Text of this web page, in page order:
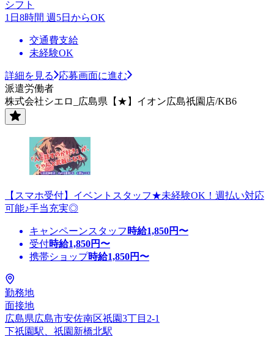
シフト
1日8時間 週5日からOK
交通費支給
未経験OK
詳細を見る
応募画面に進む
派遣労働者
株式会社シエロ_広島県【★】イオン広島祇園店/KB6
【スマホ受付】イベントスタッフ★未経験OK！週払い対応
可能♪手当充実◎
キャンペーンスタッフ 時給1,850円〜
受付時給1,850円〜
携帯ショップ時給1,850円〜
勤務地
面接地
広島県広島市安佐南区祇園3丁目2-1
下祇園駅、祇園新橋北駅